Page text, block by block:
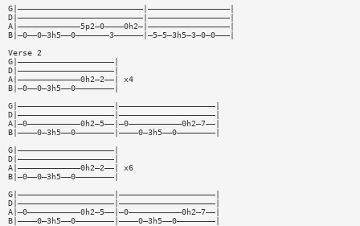
G|——————————————————————————|—————————————————|
D|——————————————————————————|—————————————————|
A|—————————————5p2—0————0h2—|—————————————————|
B|—0——0—3h5——0———————3——————|—5—5—3h5—3—0—0———|
Verse 2
G|————————————————————|
D|————————————————————|
A|—————————————0h2—2——| x4
B|—0——0—3h5——0————————|
G|————————————————————|————————————————————|
D|————————————————————|————————————————————|
A|—0———————————0h2—5——|—0———————————0h2—7——|
B|————0—3h5——0————————|————0—3h5——0————————|
G|————————————————————|
D|————————————————————|
A|—————————————0h2—2——| x6
B|—0——0—3h5——0————————|
G|————————————————————|————————————————————|
D|————————————————————|————————————————————|
A|—0———————————0h2—5——|—0———————————0h2—7——|
B|————0—3h5——0————————|————0—3h5——0————————|